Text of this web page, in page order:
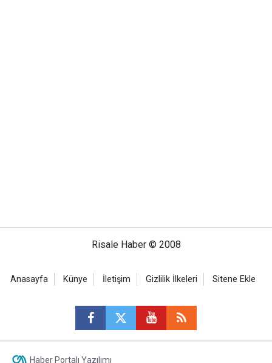
Risale Haber © 2008
Anasayfa Künye İletişim Gizlilik İlkeleri Sitene Ekle
Haber Portalı Yazılımı